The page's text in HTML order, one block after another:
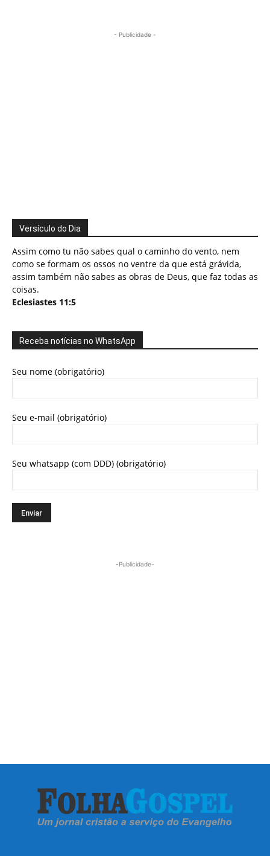
- Publicidade -
Versículo do Dia
Assim como tu não sabes qual o caminho do vento, nem
como se formam os ossos no ventre da que está grávida,
assim também não sabes as obras de Deus, que faz todas as
coisas.
Eclesiastes 11:5
Receba notícias no WhatsApp
Seu nome (obrigatório)
Seu e-mail (obrigatório)
Seu whatsapp (com DDD) (obrigatório)
-Publicidade-